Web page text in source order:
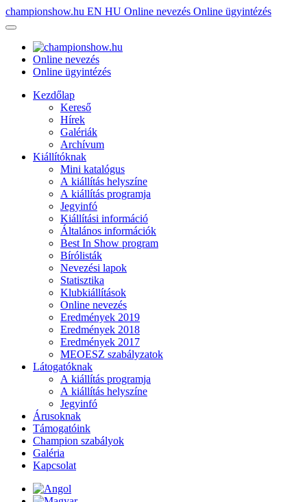
championshow.hu EN HU Online nevezés Online ügyintézés
Online nevezés
Online ügyintézés
Kezdőlap
Kereső
Hírek
Galériák
Archívum
Kiállítóknak
Mini katalógus
A kiállítás helyszíne
A kiállítás programja
Jegyinfó
Kiállítási információ
Általános információk
Best In Show program
Bírólisták
Nevezési lapok
Statisztika
Klubkiállítások
Online nevezés
Eredmények 2019
Eredmények 2018
Eredmények 2017
MEOESZ szabályzatok
Látogatóknak
A kiállítás programja
A kiállítás helyszíne
Jegyinfó
Árusoknak
Támogatóink
Champion szabályok
Galéria
Kapcsolat